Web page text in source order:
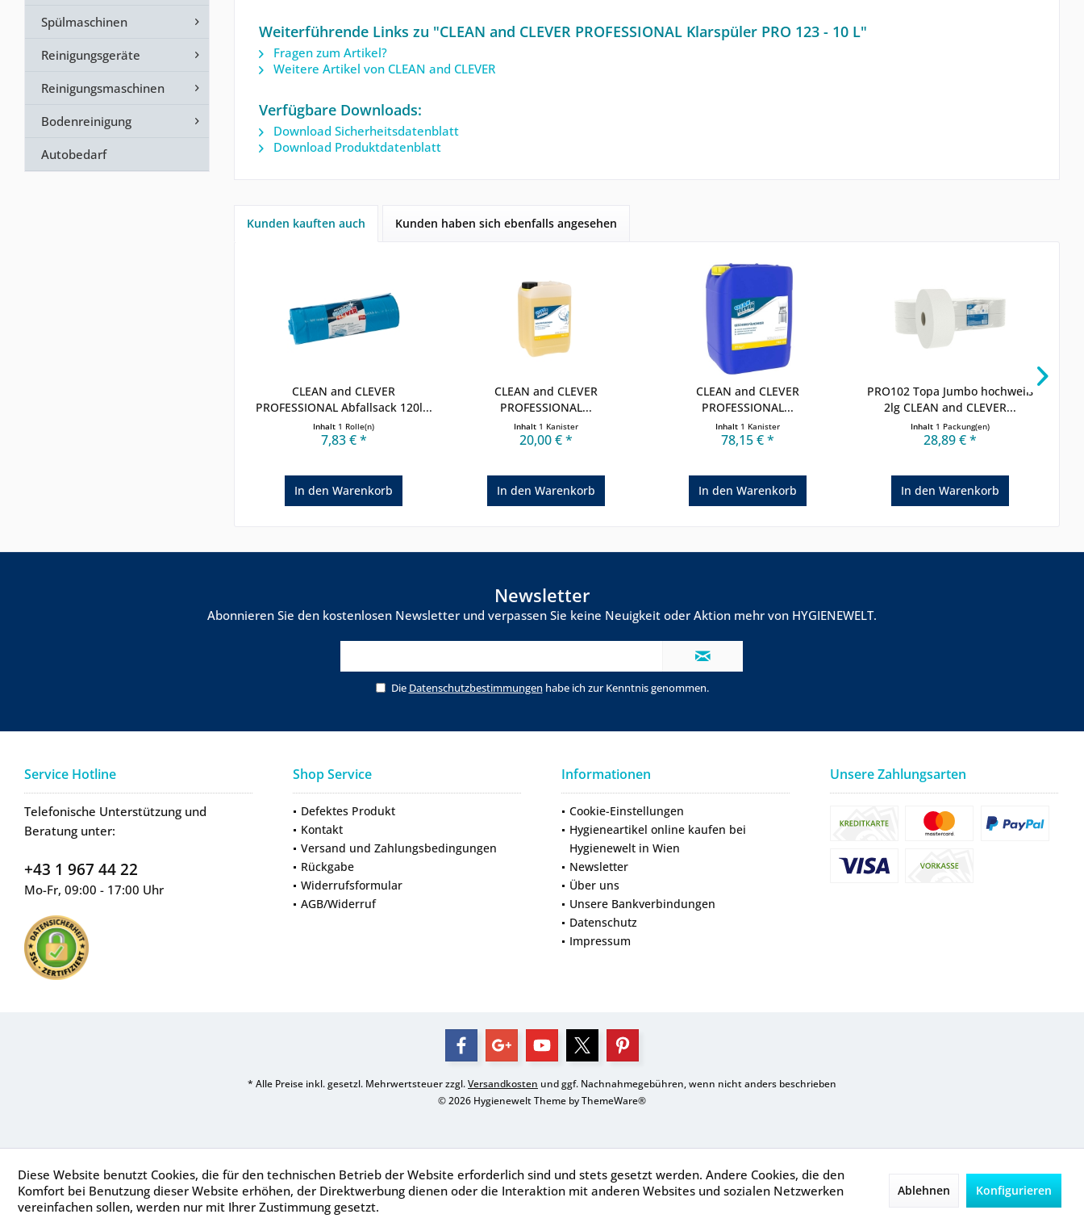
Spülmaschinen
Reinigungsgeräte
Reinigungsmaschinen
Bodenreinigung
Autobedarf
Weiterführende Links zu "CLEAN and CLEVER PROFESSIONAL Klarspüler PRO 123 - 10 L"
Fragen zum Artikel?
Weitere Artikel von CLEAN and CLEVER
Verfügbare Downloads:
Download Sicherheitsdatenblatt
Download Produktdatenblatt
Kunden kauften auch Kunden haben sich ebenfalls angesehen
CLEAN and CLEVER
PROFESSIONAL Abfallsack 120l...
Inhalt 1 Rolle(n)
7,83 € *
In den Warenkorb
CLEAN and CLEVER
PROFESSIONAL...
Inhalt 1 Kanister
20,00 € *
In den Warenkorb
CLEAN and CLEVER
PROFESSIONAL...
Inhalt 1 Kanister
78,15 € *
In den Warenkorb
PRO102 Topa Jumbo hochweiß
2lg CLEAN and CLEVER...
Inhalt 1 Packung(en)
28,89 € *
In den Warenkorb
Newsletter
Abonnieren Sie den kostenlosen Newsletter und verpassen Sie keine Neuigkeit oder Aktion mehr von HYGIENEWELT.
Die Datenschutzbestimmungen habe ich zur Kenntnis genommen.
Service Hotline
Telefonische Unterstützung und
Beratung unter:
+43 1 967 44 22
Mo-Fr, 09:00 - 17:00 Uhr
Shop Service
Defektes Produkt
Kontakt
Versand und Zahlungsbedingungen
Rückgabe
Widerrufsformular
AGB/Widerruf
Informationen
Cookie-Einstellungen
Hygieneartikel online kaufen bei
Hygienewelt in Wien
Newsletter
Über uns
Unsere Bankverbindungen
Datenschutz
Impressum
Unsere Zahlungsarten
* Alle Preise inkl. gesetzl. Mehrwertsteuer zzgl.Versandkosten und ggf. Nachnahmegebühren, wenn nicht anders beschrieben
© 2026 Hygienewelt Theme byThemeWare®
Diese Website benutzt Cookies, die für den technischen Betrieb der Website erforderlich sind und stets gesetzt werden. Andere Cookies, die den
Komfort bei Benutzung dieser Website erhöhen, der Direktwerbung dienen oder die Interaktion mit anderen Websites und sozialen Netzwerken
vereinfachen sollen, werden nur mit Ihrer Zustimmung gesetzt.
Ablehnen Konfigurieren